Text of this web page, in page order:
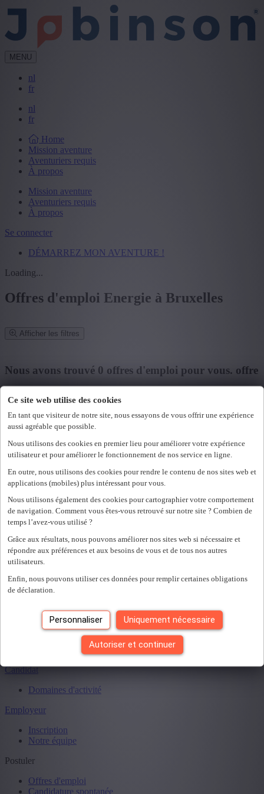
Ce site web utilise des cookies
En tant que visiteur de notre site, nous essayons de vous offrir une expérience
aussi agréable que possible.
Nous utilisons des cookies en premier lieu pour améliorer votre expérience
utilisateur et pour améliorer le fonctionnement de nos service en ligne.
En outre, nous utilisons des cookies pour rendre le contenu de nos sites web et
applications (mobiles) plus intéressant pour vous.
Nous utilisons également des cookies pour cartographier votre comportement
de navigation. Comment vous êtes-vous retrouvé sur notre site ? Combien de
temps l’avez-vous utilisé ?
Grâce aux résultats, nous pouvons améliorer nos sites web si nécessaire et
répondre aux préférences et aux besoins de vous et de tous nos autres
utilisateurs.
Enfin, nous pouvons utiliser ces données pour remplir certaines obligations
de déclaration.
Personnaliser Uniquement nécessaire
Autoriser et continuer
MENU
nl
fr
nl
fr
Home
Mission aventure
Aventuriers requis
À propos
Mission aventure
Aventuriers requis
À propos
Se connecter
DÉMARREZ MON AVENTURE !
Loading...
Offres d'emploi Energie à Bruxelles
Afficher les filtres
Code postal ou commune
Rechercher
Mes filtres sélectionnés
Effacer tous les filtres
Province
+ Montrer plus - Montrer moins
Nous avons trouvé 0 offres d'emploi pour vous. offre
Vous ne pouvez pas accéder à cette page ou vous n'êtes plus
connecté. Se reconnecter.
Une erreur s'est produite. Veuillez réessayer plus tard.
Candidat
Domaines d'activité
Employeur
Inscription
Notre équipe
Postuler
Offres d'emploi
Candidature spontanée